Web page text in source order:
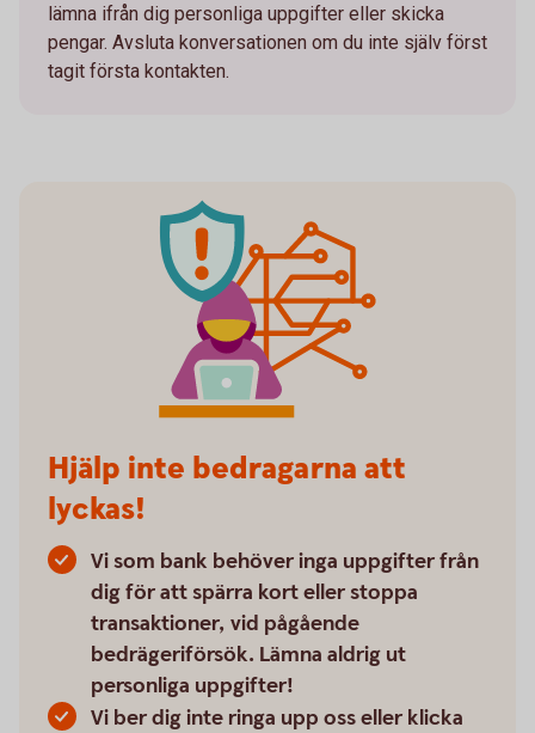
lämna ifrån dig personliga uppgifter eller skicka
pengar. Avsluta konversationen om du inte själv först
tagit första kontakten.
Hjälp inte bedragarna att
lyckas!
Vi som bank behöver inga uppgifter från
dig för att spärra kort eller stoppa
transaktioner, vid pågående
bedrägeriförsök. Lämna aldrig ut
personliga uppgifter!
Vi ber dig inte ringa upp oss eller klicka